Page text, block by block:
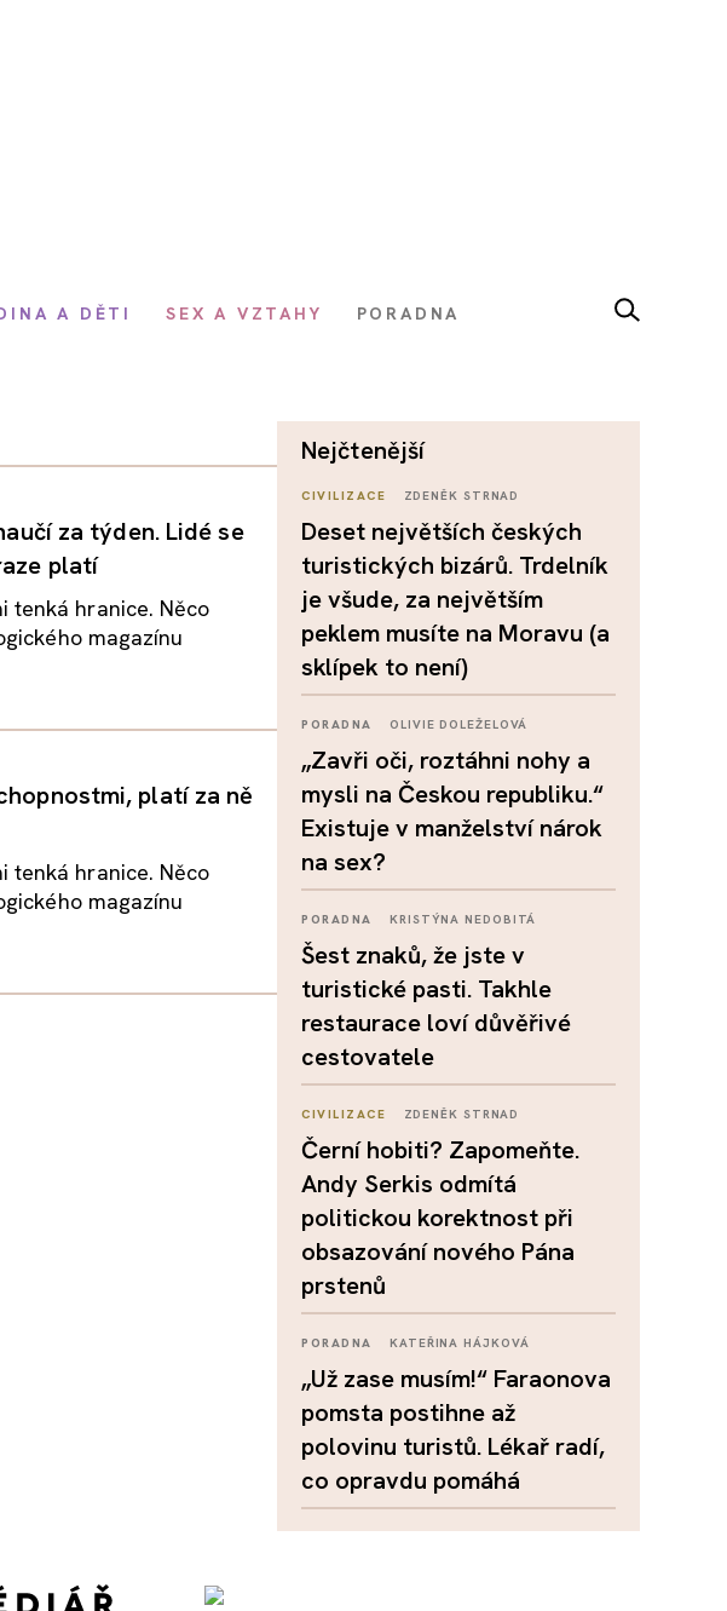
A DĚTI SEX A VZTAHY PORADNA
za týden. Lidé se
platí
tenká hranice. Něco
magazínu
platí za ně
tenká hranice. Něco
magazínu
nejčtenější
CIVILIZACE ZDENĚK STRNAD
Deset největších českých
turistických bizárů. Trdelník
je všude, za největším
peklem musíte na Moravu (a
sklípek to není)
PORADNA OLIVIE DOLEŽELOVÁ
„Zavři oči, roztáhni nohy a
mysli na Českou republiku.“
Existuje v manželství nárok
na sex?
PORADNA KRISTÝNA NEDOBITÁ
Šest znaků, že jste v
turistické pasti. Takhle
restaurace loví důvěřivé
cestovatele
CIVILIZACE ZDENĚK STRNAD
Černí hobiti? Zapomeňte.
Andy Serkis odmítá
politickou korektnost při
obsazování nového Pána
prstenů
PORADNA KATEŘINA HÁJKOVÁ
„Už zase musím!“ Faraonova
pomsta postihne až
polovinu turistů. Lékař radí,
co opravdu pomáhá